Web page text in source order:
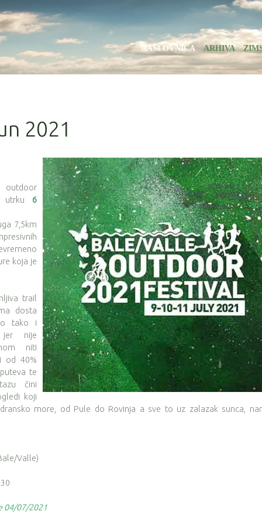
NASLOVNICA ARHIVA
2021
outdoor
utrku 6
7,5km
koja je
trail
dosta
tako i
jer nije
niti
od 40%
te
čini
koji
more, od Pule do Rovinja a sve to uz zalazak sunca,
Valle)
04/07/2021